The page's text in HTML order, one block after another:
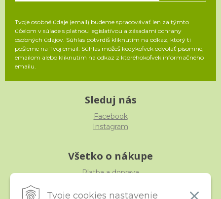
Tvoje cookies nastavenie
Tvoje osobné údaje (email) budeme spracovávať len za týmto
účelom v súlade s platnou legislatívou a zásadami ochrany
osobných údajov. Súhlas potvrdíš kliknutím na odkaz, ktorý ti
pošleme na Tvoj email. Súhlas môžeš kedykoľvek odvolať písomne,
emailom alebo kliknutím na odkaz z ktoréhokoľvek informačného
emailu.
Sleduj nás
Facebook
Instagram
Všetko o nákupe
Platba a doprava
Obchodné podmienky